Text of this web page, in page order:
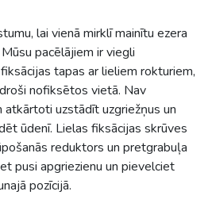
lai vienā mirklī mainītu ezera
pacēlājiem ir viegli
tapas ar lieliem rokturiem,
nofiksētos vietā. Nav
uzstādīt uzgriežņus un
ūdenī. Lielas fiksācijas skrūves
reduktors un pretgrabuļa
pusi apgriezienu un pievelciet
pozīcijā.